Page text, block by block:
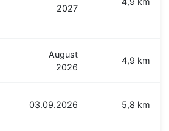
2027
August
2026
4,9 km
03.09.2026 5,8 km